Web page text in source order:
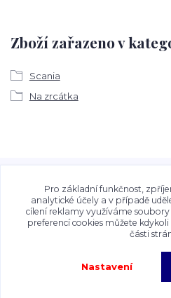
Zboží zařazeno v
Scania
Na zrcátka
obsah zveřejněný na stránkách
CeskeSamolepky.cz jsou
použití bez předchozího
je zakázáno.
Pro základní funkčnost,
analytické účely a v případě
cílení reklamy využíváme soubory
preferencí cookies můžete
části
Nastavení